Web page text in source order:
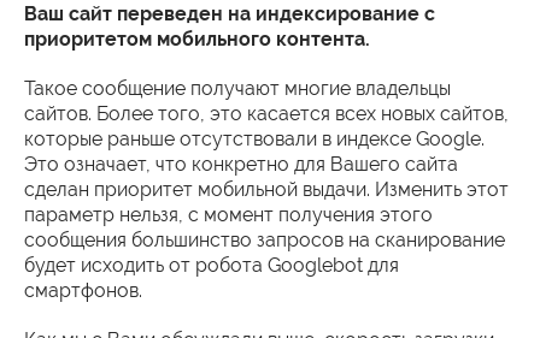
Ваш сайт переведен на индексирование с
приоритетом мобильного контента.
Такое сообщение получают многие владельцы
сайтов. Более того, это касается всех новых сайтов,
которые раньше отсутствовали в индексе Google.
Это означает, что конкретно для Вашего сайта
сделан приоритет мобильной выдачи. Изменить этот
параметр нельзя, с момент получения этого
сообщения большинство запросов на сканирование
будет исходить от робота Googlebot для
смартфонов.